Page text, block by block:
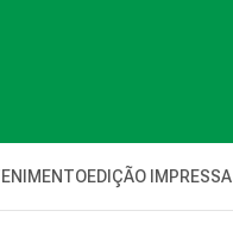
EDIÇÃO IMPRESSA